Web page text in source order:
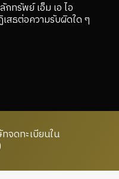
ทรัพย์ เอ็ม เอ ไอ
สธต่อความรับผิดใด ๆ
จดทะเบียนใน